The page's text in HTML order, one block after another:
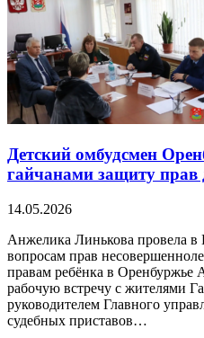
Детский омбудсмен
гайчанами защиту прав
14.05.2026
Анжелика Линькова провела в
вопросам прав
правам ребёнка в Оренбуржье
рабочую встречу с жителями
руководителем Главного
судебных приставов…